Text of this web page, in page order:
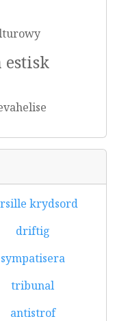
krydsord
driftig
sympatisera
tribunal
antistrof